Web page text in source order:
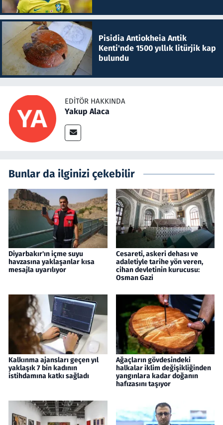
Pisidia Antiokheia Antik
Kenti'nde 1500 yıllık litürjik kap
bulundu
EDITÖR HAKKINDA
Yakup Alaca
Bunlar da ilginizi çekebilir
Diyarbakır'ın içme suyu
havzasına yaklaşanlar kısa
mesajla uyarılıyor
Cesareti, askeri dehası ve
adaletiyle tarihe yön veren,
cihan devletinin kurucusu:
Osman Gazi
Kalkınma ajansları geçen yıl
yaklaşık 7 bin kadının
istihdamına katkı sağladı
Ağaçların gövdesindeki
halkalar iklim değişikliğinden
yangınlara kadar doğanın
hafızasını taşıyor